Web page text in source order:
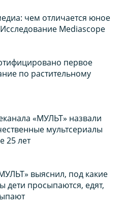
чем отличается юное
Mediascope
первое
по растительному
«МУЛЬТ» назвали
мультсериалы
25 лет
выяснил, под какие
дети просыпаются, едят,